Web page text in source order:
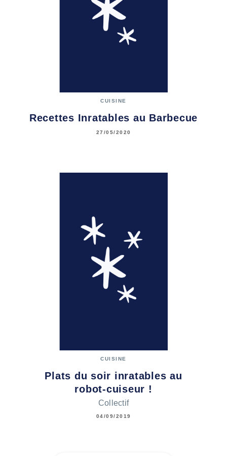
CUISINE
Recettes Inratables au Barbecue
27/05/2020
CUISINE
Plats du soir inratables au
robot-cuiseur !
Collectif
04/09/2019